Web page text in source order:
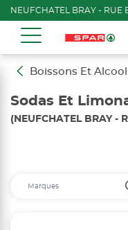
NEUFCHATEL BRAY - RUE
Boissons Et Alcool
Sodas Et
(NEUFCHATEL BRAY -